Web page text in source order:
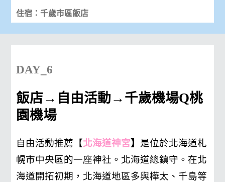
住宿：千歲市區飯店
DAY_6
飯店→自由活動→千歲機場Q桃
園機場
自由活動推薦【北海道神宮】 是位於北海道札
幌市中央區的一座神社。北海道總鎮守。在北
海道開拓初期，北海道地區多與樺太、千島等